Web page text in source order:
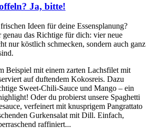
Ja, bitte!
Ideen für deine Essensplanung?
das Richtige für dich: vier neue
nur köstlich schmecken, sondern auch ganz
Beispiel mit einem zarten Lachsfilet mit
auf duftendem Kokosreis. Dazu
Sweet-Chili-Sauce und Mango – ein
Oder du probierst unsere Spaghetti
verfeinert mit knusprigem Pangrattato
Gurkensalat mit Dill. Einfach,
raffiniert...